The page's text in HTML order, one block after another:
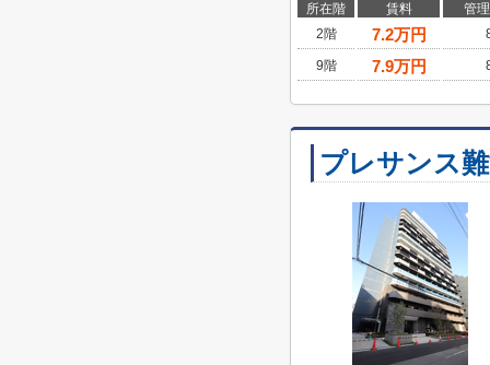
所在階 賃料
管
2階
7.2万円
9階 7.9万円
プレサンス